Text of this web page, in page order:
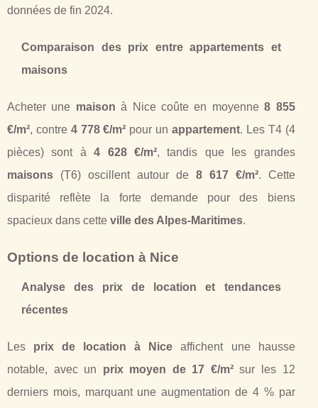
données de fin 2024.
Comparaison des prix entre appartements et
maisons
Acheter une maison à Nice coûte en moyenne8 855
€/m², contre 4 778 €/m² pour unappartement. Les T4 (4
pièces) sont à4 628 €/m², tandis que les grandes
maisons (T6) oscillent autour de 8 617 €/m². Cette
disparité reflète la forte demande pour des biens
spacieux dans cette ville des Alpes-Maritimes.
Options de location à Nice
Analyse des prix de location et tendances
récentes
Les prix de location à Nice affichent une hausse
notable, avec un prix moyen de 17 €/m²sur les 12
derniers mois, marquant une augmentation de 4 % par